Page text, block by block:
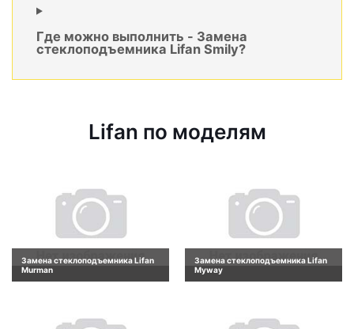
Где можно выполнить - Замена
стеклоподъемника Lifan Smily?
Lifan по моделям
Замена стеклоподъемника Lifan
Murman
Замена стеклоподъемника Lifan
Myway